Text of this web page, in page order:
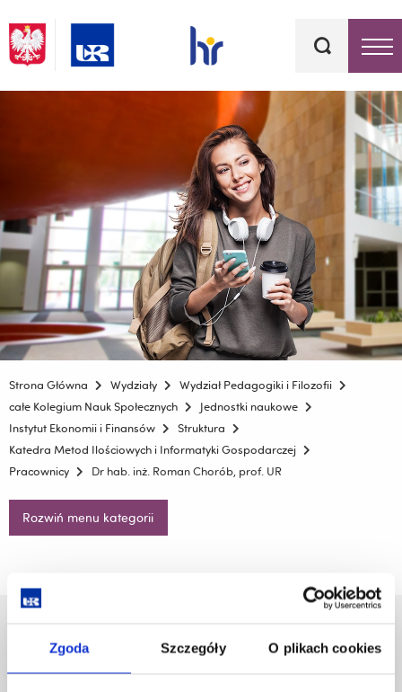
Zgoda Szczegóły O plikach cookies
kluczowe
Strona Główna Wydziały
Wydział Pedagogiki i Filozofii
całe Kolegium Nauk Społecznych
Jednostki naukowe
Instytut Ekonomii i Finansów
Struktura
Katedra Metod Ilościowych i Informatyki Gospodarczej
Pracownicy
Dr hab. inż. Roman Chorób, prof. UR
Rozwiń menu kategorii
Al. Tadeusza Rejtana 16C
35-959 Rzeszów